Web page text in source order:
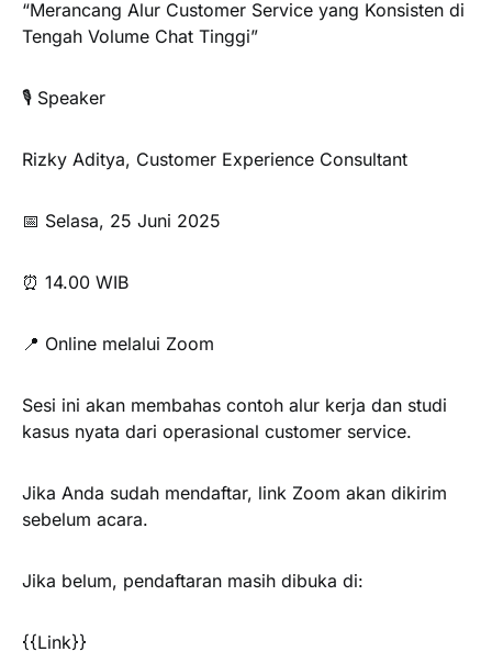
“Merancang Alur Customer Service yang Konsisten di
Tengah Volume Chat Tinggi”
🎙️ Speaker
Rizky Aditya, Customer Experience Consultant
📅 Selasa, 25 Juni 2025
⏰ 14.00 WIB
📍 Online melalui Zoom
Sesi ini akan membahas contoh alur kerja dan studi
kasus nyata dari operasional customer service.
Jika Anda sudah mendaftar, link Zoom akan dikirim
sebelum acara.
Jika belum, pendaftaran masih dibuka di:
{{Link}}